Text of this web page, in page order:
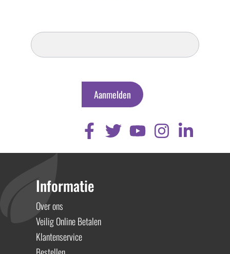
Inschrijven
Nieuwsbrief
Aanmelden
Informatie
Over ons
Veilig Online Betalen
Klantenservice